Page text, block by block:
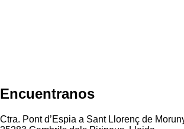
Encuentranos
Ctra. Pont d’Espia a Sant Llorenç de